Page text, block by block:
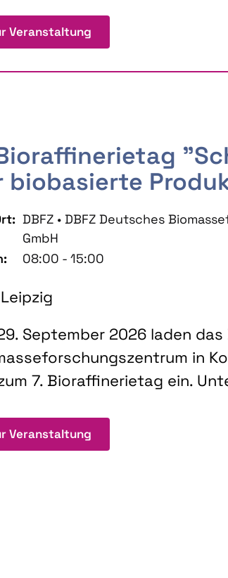
Veranstaltung: 9th Doctoral Colloquium
biobasierte
DBFZ • DBFZ Deutsches
GmbH
08:00 - 15:00
September 2026 laden
in
7. Bioraffinerietag ein.
Veranstaltung: 7. Bioraffinerietag